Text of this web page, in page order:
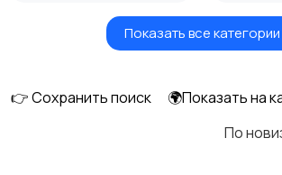
Кровати и матрасыПоказать все категории
👉 Сохранить поиск
🌍Показать на
По